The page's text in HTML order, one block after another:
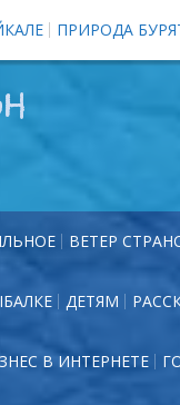
ПРИРОДА
ВЕТЕР
ДЕТЯМ
В ИНТЕРНЕТЕ